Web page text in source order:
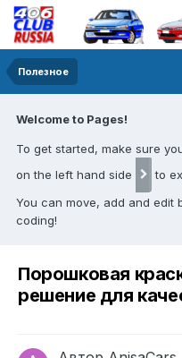
Полезное
Welcome to Pages!
To get started, make sure
on the left hand side
to
You can move, add and edit
coding!
Порошковая
решение для